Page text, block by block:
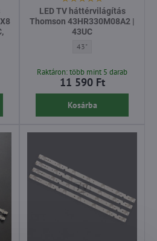
Thomson TOT 40D2900 3X8 3030C D6T |
LED TV háttérvilágítás
Thomson 43HR330M08A2 |
43UC
LED TV háttérvilágítás
43"
Raktáron: több mint 5 darab
11 590 Ft
Kosárba